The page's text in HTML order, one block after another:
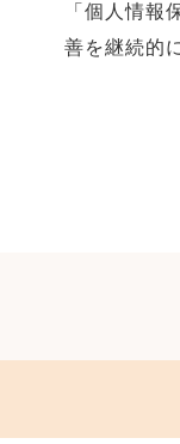
「個人情報
善を継続的